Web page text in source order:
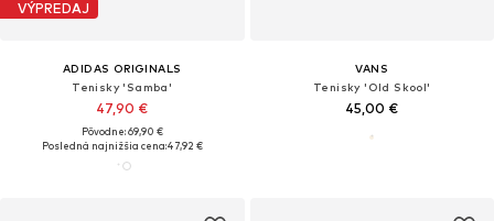
VÝPREDAJ
ADIDAS ORIGINALS
Tenisky 'Samba'
47,90 €
Pôvodne: 69,90 €
Posledná najnižšia cena:47,92 €
VANS
Tenisky 'Old Skool'
45,00 €